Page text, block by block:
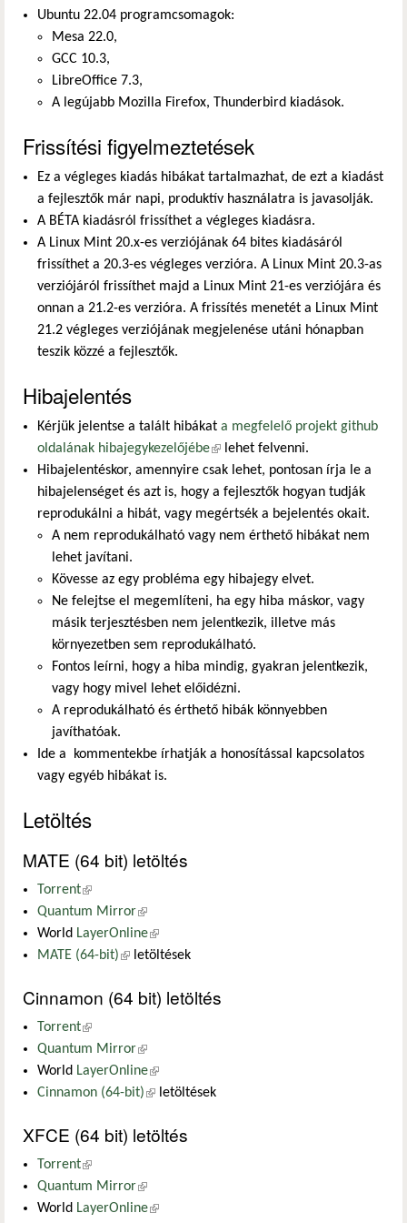
Ubuntu 22.04 programcsomagok:
Mesa 22.0,
GCC 10.3,
LibreOffice 7.3,
A legújabb Mozilla Firefox, Thunderbird kiadások.
Frissítési figyelmeztetések
Ez a végleges kiadás hibákat tartalmazhat, de ezt a kiadást
a fejlesztők már napi, produktív használatra is javasolják.
A BÉTA kiadásról frissíthet a végleges kiadásra.
A Linux Mint 20.x-es verziójának 64 bites kiadásáról
frissíthet a 20.3-es végleges verzióra. A Linux Mint 20.3-as
verziójáról frissíthet majd a Linux Mint 21-es verziójára és
onnan a 21.2-es verzióra. A frissítés menetét a Linux Mint
21.2 végleges verziójának megjelenése utáni hónapban
teszik közzé a fejlesztők.
Hibajelentés
Kérjük jelentse a talált hibákat a megfelelő projekt github
oldalának hibajegykezelőjébe(külső hivatkozás)
lehet felvenni.
Hibajelentéskor, amennyire csak lehet, pontosan írja le a
hibajelenséget és azt is, hogy a fejlesztők hogyan tudják
reprodukálni a hibát, vagy megértsék a bejelentés okait.
A nem reprodukálható vagy nem érthető hibákat nem
lehet javítani.
Kövesse az egy probléma egy hibajegy elvet.
Ne felejtse el megemlíteni, ha egy hiba máskor, vagy
másik terjesztésben nem jelentkezik, illetve más
környezetben sem reprodukálható.
Fontos leírni, hogy a hiba mindig, gyakran jelentkezik,
vagy hogy mivel lehet előidézni.
A reprodukálható és érthető hibák könnyebben
javíthatóak.
Ide a kommentekbe írhatják a honosítással kapcsolatos
vagy egyéb hibákat is.
Letöltés
MATE (64 bit) letöltés
Torrent(külső hivatkozás)
Quantum Mirror(külső hivatkozás)
World LayerOnline(külső hivatkozás)
MATE (64-bit)(külső hivatkozás)
letöltések
Cinnamon (64 bit) letöltés
Torrent(külső hivatkozás)
Quantum Mirror(külső hivatkozás)
World LayerOnline(külső hivatkozás)
Cinnamon (64-bit)(külső hivatkozás)
letöltések
XFCE (64 bit) letöltés
Torrent(külső hivatkozás)
Quantum Mirror(külső hivatkozás)
World LayerOnline(külső hivatkozás)